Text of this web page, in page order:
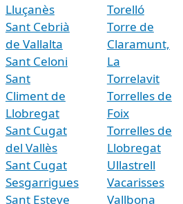
Lluçanès
Sant Cebrià
de Vallalta
Sant Celoni
Sant
Climent de
Llobregat
Sant Cugat
del Vallès
Sant Cugat
Sesgarrigues
Sant Esteve
Torelló
Torre de
Claramunt,
La
Torrelavit
Torrelles de
Foix
Torrelles de
Llobregat
Ullastrell
Vacarisses
Vallbona